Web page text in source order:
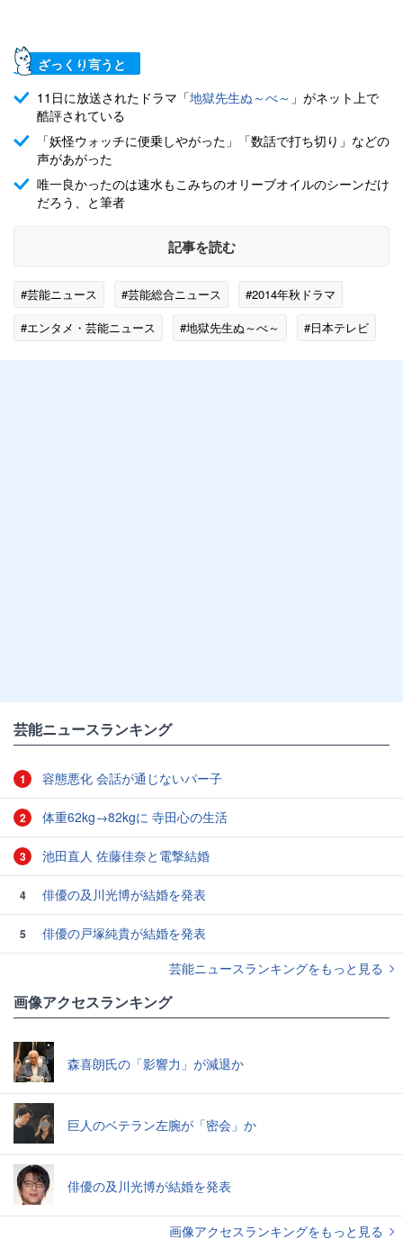
ざっくり言うと
11日に放送されたドラマ「地獄先生ぬ～べ～ 」がネット上で
酷評されている
「妖怪ウォッチに便乗しやがった」「数話で打ち切り」などの
声があがった
唯一良かったのは速水もこみちのオリーブオイルのシーンだけ
だろう、と筆者
記事を読む
#芸能ニュース #芸能総合ニュース
#2014年秋ドラマ
#エンタメ・芸能ニュース
#地獄先生ぬ～べ～ #日本テレビ
芸能ニュースランキング
1 容態悪化 会話が通じないパー子
2 体重62kg→82kgに 寺田心の生活
3 池田直人 佐藤佳奈と電撃結婚
4 俳優の及川光博が結婚を発表
5
俳優の戸塚純貴が結婚を発表
芸能ニュースランキングをもっと見る
画像アクセスランキング
森喜朗氏の「影響力」が減退か
巨人のベテラン左腕が「密会」か
俳優の及川光博が結婚を発表
画像アクセスランキングをもっと見る